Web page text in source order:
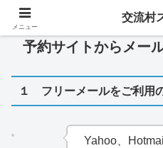
予約サイトからメー
１ フリーメールをご利用
Yahoo、
メニュー
交流村